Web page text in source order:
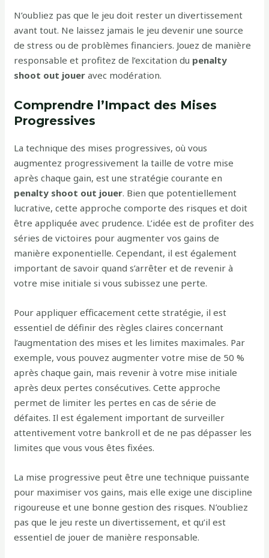
N’oubliez pas que le jeu doit rester un divertissement
avant tout. Ne laissez jamais le jeu devenir une source
de stress ou de problèmes financiers. Jouez de manière
responsable et profitez de l’excitation du penalty
shoot out jouer avec modération.
Comprendre l’Impact des Mises
Progressives
La technique des mises progressives, où vous
augmentez progressivement la taille de votre mise
après chaque gain, est une stratégie courante en
penalty shoot out jouer. Bien que potentiellement
lucrative, cette approche comporte des risques et doit
être appliquée avec prudence. L’idée est de profiter des
séries de victoires pour augmenter vos gains de
manière exponentielle. Cependant, il est également
important de savoir quand s’arrêter et de revenir à
votre mise initiale si vous subissez une perte.
Pour appliquer efficacement cette stratégie, il est
essentiel de définir des règles claires concernant
l’augmentation des mises et les limites maximales. Par
exemple, vous pouvez augmenter votre mise de 50 %
après chaque gain, mais revenir à votre mise initiale
après deux pertes consécutives. Cette approche
permet de limiter les pertes en cas de série de
défaites. Il est également important de surveiller
attentivement votre bankroll et de ne pas dépasser les
limites que vous vous êtes fixées.
La mise progressive peut être une technique puissante
pour maximiser vos gains, mais elle exige une discipline
rigoureuse et une bonne gestion des risques. N’oubliez
pas que le jeu reste un divertissement, et qu’il est
essentiel de jouer de manière responsable.